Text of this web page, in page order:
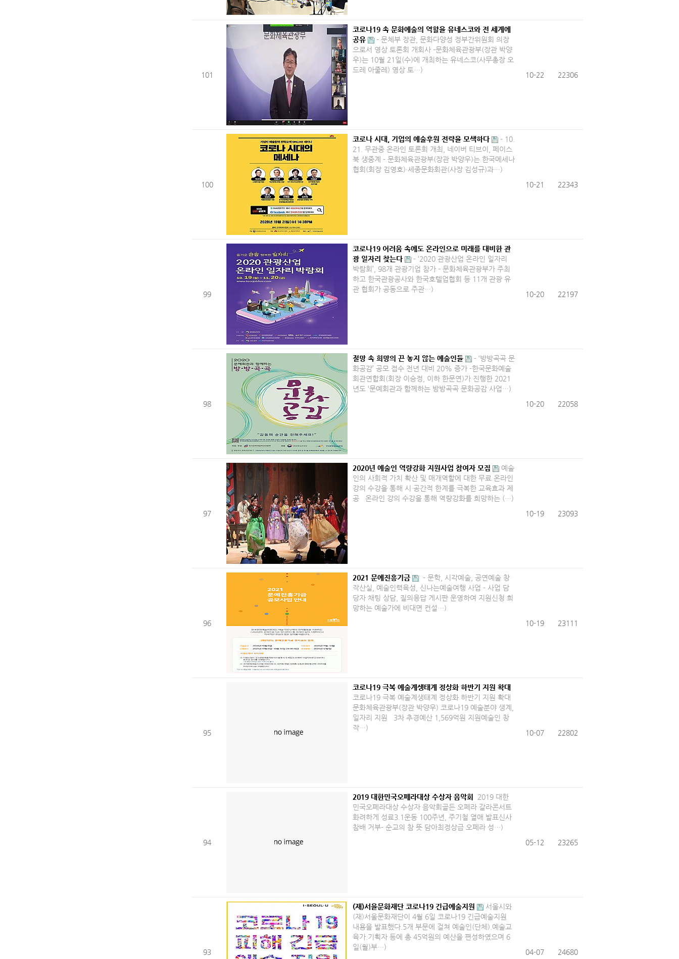
101
코로나19 속 문화예술의 역할을 유네스코와 전 세계에
공유
​- 문체부 장관, 문화다양성 정부간위원회 의장
으로서 영상 토론회 개회사 -​문화체육관광부(장관 박양
우)는 10월 21일(수)에 개최하는 유네스코(사무총장 오
드레 아줄레) 영상 토…)
10-22 22306
100
코로나 시대, 기업의 예술후원 전략을 모색하다
​- 10.
21. 무관중 온라인 토론회 개최, 네이버 티브이, 페이스
북 생중계 - 문화체육관광부(장관 박양우)는 한국메세나
협회(회장 김영호)·세종문화회관(사장 김성규)과…)
10-21
22343
99
코로나19 어려움 속에도 온라인으로 미래를 대비한 관
광 일자리 찾는다
- ‘2020 관광산업 온라인 일자리
박람회’, 98개 관광기업 참가 -​ 문화체육관광부가 주최
하고 한국관광공사와 한국호텔업협회 등 11개 관광 유
관 협회가 공동으로 주관…)
10-20 22197
98
절망 속 희망의 끈 놓지 않는 예술인들
​- ‘방방곡곡 문
화공감’ 공모 접수 전년 대비 20% 증가 -​한국문화예술
회관연합회(회장 이승정, 이하 한문연)가 진행한 2021
년도 ‘문예회관과 함께하는 방방곡곡 문화공감 사업…)
10-20
22058
97
2020년 예술인 역량강화 지원사업 참여자 모집
예술
인의 사회적 가치 확산 및 매개역할에 대한 무료 온라인
강의 수강을 통해 시·공간적 한계를 극복한 교육효과 제
공 온라인 강의 수강을 통해 역량강화를 희망하는 (…)
10-19
23093
96
2021 문예진흥기금
​- 문학, 시각예술, 공연예술 창
작산실, 예술인력육성, 신나는예술여행 사업 - 사업 담
당자 채팅 상담, 질의응답 게시판 운영하여 지원신청 희
망하는 예술가에 비대면 컨설…)
10-19
23111
95
코로나19 극복 예술계생태계 정상화 하반기 지원 확대
코로나19 극복 예술계생태계 정상화 하반기 지원 확대
문화체육관광부(장관 박양우) 코로나19 예술분야 생계,
일자리 지원 3차 추경예산 1,569억원 지원예술인 창
작…)
10-07 22802
94
2019 대한민국오페라대상 수상자 음악회
​2019 대한
민국오페라대상 수상자 음악회골든 오페라 갈라콘서트
화려하게 성료3.1운동 100주년, 주기철 열애 발표신사
참배 거부- 순교의 참 뜻 담아최정상급 오페라 성…)
05-12
23265
93
(재)서울문화재단 코로나19 긴급예술지원
서울시와
(재)서울문화재단이 4월 6일 코로나19 긴급예술지원
내용을 발표했다.5개 부문에 걸쳐 예술인(단체).예술교
육가.기획자 등에 총 45억원의 예산을 편성하였으며 6
일(월)부…)
04-07 24680